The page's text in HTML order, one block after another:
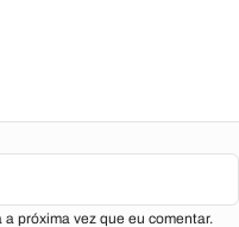
próxima vez que eu comentar.